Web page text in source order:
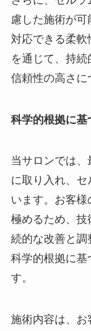
慮した施術が
対応できる柔
を通じて、持続
信頼性の高さに
科学的根拠に
当サロンでは
に取り入れ、
います。お客
極めるため、技
続的な改善と調
科学的根拠に基
す。
施術内容は、お